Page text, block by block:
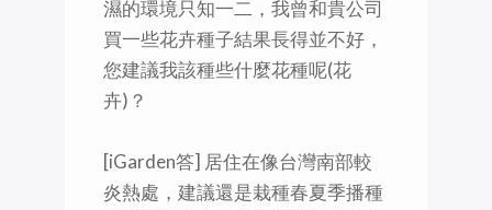
濕的環境只知一二，我曾和貴公司
買一些花卉種子結果長得並不好，
您建議我該種些什麼花種呢(花
卉)？
[iGarden答] 居住在像台灣南部較
炎熱處，建議還是栽種春夏季播種